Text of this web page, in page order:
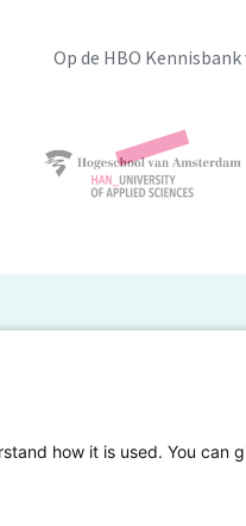
Op de HBO
Eigen onderzoek publiceren
how it is used. You can